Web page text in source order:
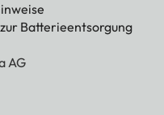
Batterieentsorgung
AG